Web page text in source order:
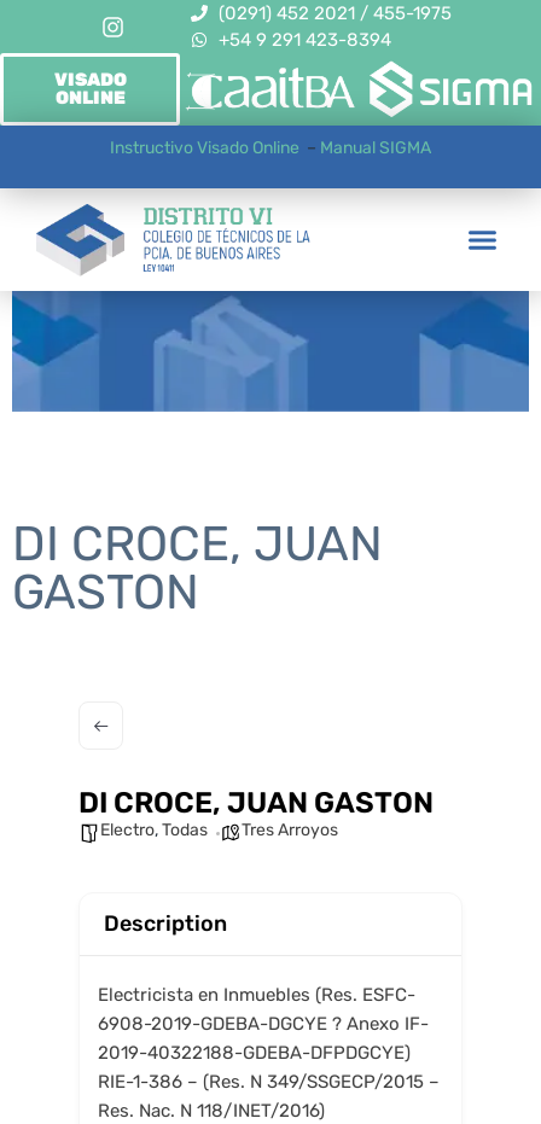
(0291) 452 2021 / 455-1975
+54 9 291 423-8394
VISADO
ONLINE
Instructivo Visado Online – Manual SIGMA
DI CROCE, JUAN
GASTON
DI CROCE, JUAN GASTON
Electro,Todas Tres Arroyos
Description
Electricista en Inmuebles (Res. ESFC-
6908-2019-GDEBA-DGCYE ? Anexo IF-
2019-40322188-GDEBA-DFPDGCYE)
RIE-1-386 – (Res. N 349/SSGECP/2015 –
Res. Nac. N 118/INET/2016)